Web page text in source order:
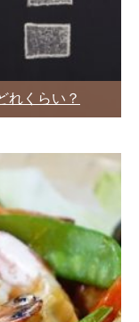
れくらい？